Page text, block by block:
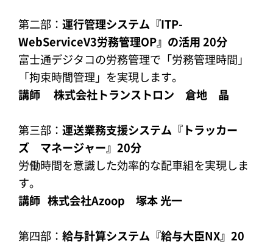
第二部： 運行管理システム 『ITP-
WebServiceV3労務管理OP』 の活用 20分
富士通デジタコの労務管理で「労務管理時間」
「拘束時間管理」を実現します。
講師 株式会社トランストロン 倉地 晶
第三部： 運送業務支援システム『トラッカー
ズ マネージャー』20分
労働時間を意識した効率的な配車組を実現しま
す。
講師 株式会社Azoop 塚本 光一
第四部： 給与計算システム『給与大臣NX』20